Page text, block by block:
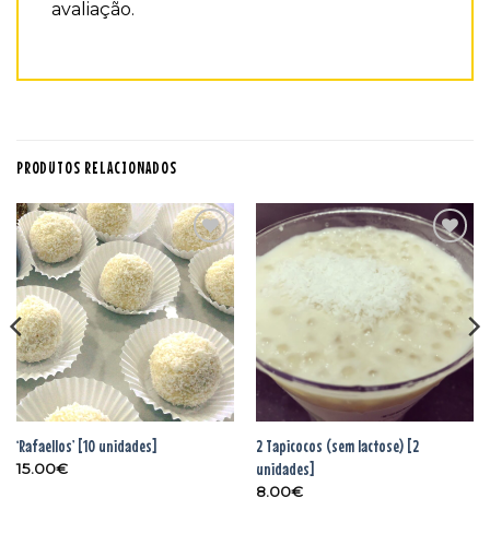
avaliação.
PRODUTOS RELACIONADOS
Adicionar
aos
favoritos
‘Rafaellos’ [10 unidades]
15.00€
Adicionar
aos
favoritos
2 Tapicocos (sem lactose) [2
unidades]
8.00€